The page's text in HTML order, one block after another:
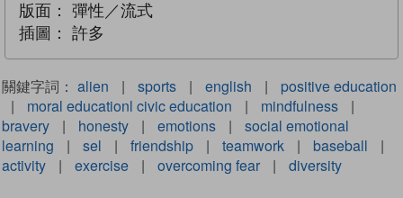
版面：
彈性／流式
插圖：
許多
關鍵字詞： alien | sports | english |
positive education
|
moral educationl civic education | mindfulness
|
bravery
| honesty | emotions |
social emotional
learning
| sel | friendship | teamwork | baseball
|
activity
| exercise | overcoming fear | diversity